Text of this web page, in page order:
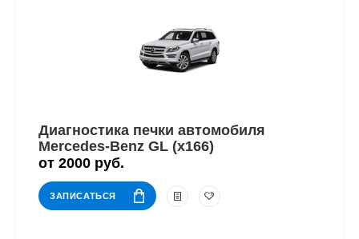
Диагностика печки автомобиля
Mercedes-Benz GL (x166)
от 2000 руб.
ЗАПИСАТЬСЯ